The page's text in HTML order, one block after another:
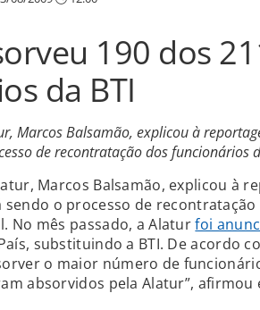
190 dos
da BTI
Marcos Balsamão, explicou à
de recontratação dos funcionários
Marcos Balsamão, explicou à
sendo o processo de
No mês passado, a Alaturfoi
substituindo a BTI. De acordo
o maior número de
absorvidos pela Alatur”, afirmou